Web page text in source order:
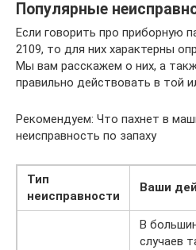
Популярные
Если говорить про приборную
2109, то для них характерны
Мы вам расскажем о них, а
правильно действовать в той
Рекомендуем: Что пахнет в
неисправность по запаху
Тип
неисправности
Ваши
В
случаев